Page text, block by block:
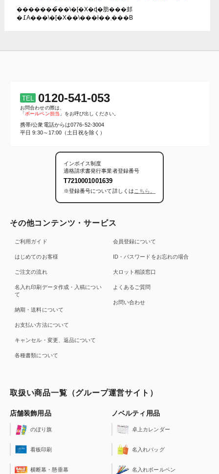
�������̃��\�[�X�ɖ�肪���邽
�߁A���\�[�X��\���ł��܂���B
TEL 0120-541-053
お問合わせの際は、
「ボールペン担当 」をお呼び出しください。
携帯/公衆電話からは0776-52-3004
平日 9:30～17:00（土日祝を除く）
インボイス制度
適格請求書発行事業者登録番号
T7210001001639
※登録番号について詳しくは こちら。
その他コンテンツ・サービス
ご利用ガイド
はじめてのお客様
ご注文の流れ
名入れ印刷データ作成・入稿につい
て
納期・送料について
お支払い方法について
キャンセル・変更、返品について
各種書類について
会員登録について
ID・パスワードをお忘れの場合
大ロット相談窓口
よくあるご質問
お問い合わせ
取扱い商品一覧（グループ運営サイト）
店舗装飾用品
のぼり旗
看板印刷
横断幕・懸垂幕
ノベルティ用品
卓上カレンダー
名入れバッグ
名入れボールペン